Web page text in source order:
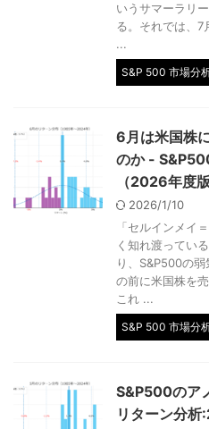
いうサマーラリ
る。それでは、7
...
S&P 500 市場分
6月は米国株
のか -
（2026年度版
2026/1/10
「セルインメイ
く知れ渡ってい
り、S&P500の
の前に米国株を
これ ...
S&P 500 市場分
S&P500のア
リターン分析